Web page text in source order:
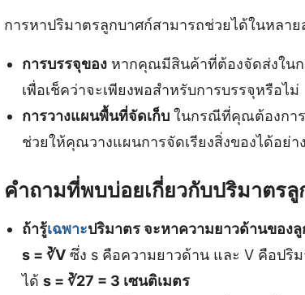
การหาปริมาตรลูกบาศก์สามารถช่วยได้ในหลา
การบรรจุของหากคุณมีสินค้าที่ต้องจัดส่งในก
เพื่อเช็คว่าจะเพียงพอสำหรับการบรรจุหรือไม่
การวางแผนพื้นที่จัดเก็บในกรณีที่คุณต้องการ
ช่วยให้คุณวางแผนการจัดเรียงสิ่งของได้อย่
คำถามที่พบบ่อยเกี่ยวกับปริมาตรลู
ถ้ารู้เฉพาะปริมาตร จะหาความยาวด้านของลู
s = ∛Vซึ่ง s คือความยาวด้าน และ V คือปริม
ได้ s = ∛27 = 3 เซนติเมตร